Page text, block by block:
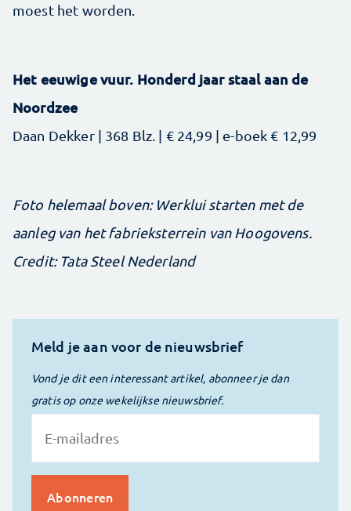
moest het worden.
Het eeuwige vuur. Honderd jaar staal aan de
Noordzee
Daan Dekker | 368 Blz. | € 24,99 | e-boek € 12,99
Foto helemaal boven: Werklui starten met de
aanleg van het fabrieksterrein van Hoogovens.
Credit: Tata Steel Nederland
Meld je aan voor de nieuwsbrief
Vond je dit een interessant artikel, abonneer je dan
gratis op onze wekelijkse nieuwsbrief.